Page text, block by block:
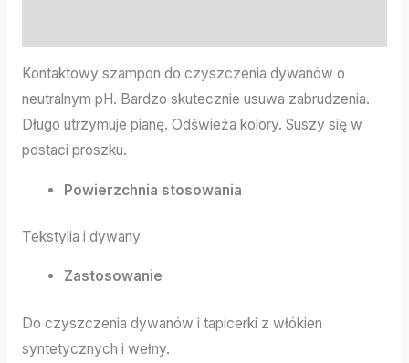
Kontaktowy szampon do czyszczenia dywanów o
neutralnym pH. Bardzo skutecznie usuwa zabrudzenia.
Długo utrzymuje pianę. Odświeża kolory. Suszy się w
postaci proszku.
Powierzchnia stosowania
Tekstylia i dywany
Zastosowanie
Do czyszczenia dywanów i tapicerki z włókien
syntetycznych i wełny.